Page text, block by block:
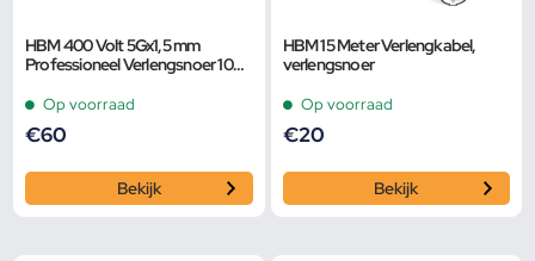
HBM 400 Volt 5Gx1,5 mm
Professioneel Verlengsnoer 10
Op voorraad
€60
Bekijk
HBM 15 Meter Verlengkabel,
verlengsnoer
Op voorraad
€20
Bekijk